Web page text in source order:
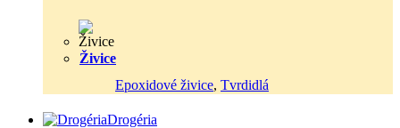
Živice
Epoxidové živice, Tvrdidlá
Drogéria